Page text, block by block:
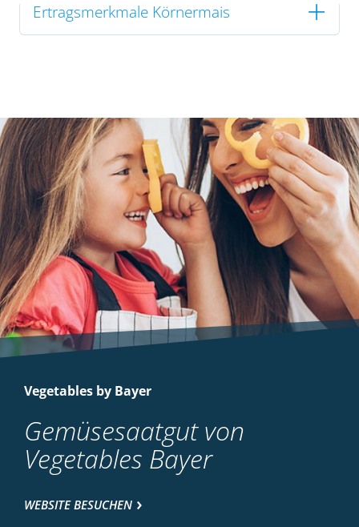
Ertragsmerkmale Körnermais
Vegetables by Bayer
Gemüsesaatgut von
Vegetables Bayer
WEBSITE BESUCHEN